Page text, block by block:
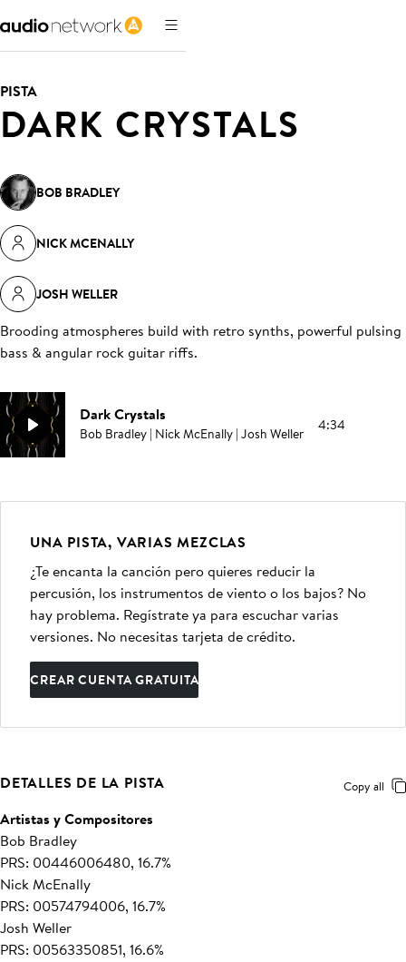
PISTA
DARK CRYSTALS
BOB BRADLEY
NICK MCENALLY
JOSH WELLER
Brooding atmospheres build with retro synths, powerful pulsing
bass & angular rock guitar riffs.
Dark Crystals
Bob Bradley | Nick McEnally | Josh Weller 4:34
UNA PISTA, VARIAS MEZCLAS
¿Te encanta la canción pero quieres reducir la
percusión, los instrumentos de viento o los bajos? No
hay problema. Regístrate ya para escuchar varias
versiones. No necesitas tarjeta de crédito.
CREAR CUENTA GRATUITA
DETALLES DE LA PISTA Copy all
Artistas y Compositores
Bob Bradley
PRS: 00446006480, 16.7%
Nick McEnally
PRS: 00574794006, 16.7%
Josh Weller
PRS: 00563350851, 16.6%